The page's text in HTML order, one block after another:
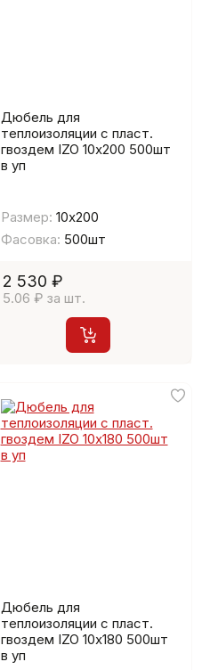
Дюбель для
теплоизоляции с пласт.
гвоздем IZO 10х200 500шт
в уп
Размер: 10х200
Фасовка: 500шт
2 530 ₽
5.06 ₽ за шт.
Дюбель для
теплоизоляции с пласт.
гвоздем IZO 10х180 500шт
в уп